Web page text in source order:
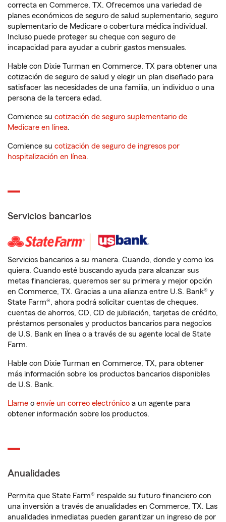
correcta en Commerce, TX. Ofrecemos una variedad de
planes económicos de seguro de salud suplementario, seguro
suplementario de Medicare o cobertura médica individual.
Incluso puede proteger su cheque con seguro de
incapacidad para ayudar a cubrir gastos mensuales.
Hable con Dixie Turman en Commerce, TX para obtener una
cotización de seguro de salud y elegir un plan diseñado para
satisfacer las necesidades de una familia, un individuo o una
persona de la tercera edad.
Comience su cotización de seguro suplementario de
Medicare en línea.
Comience su cotización de seguro de ingresos por
hospitalización en línea.
Servicios bancarios
Servicios bancarios a su manera. Cuando, donde y como los
quiera. Cuando esté buscando ayuda para alcanzar sus
metas financieras, queremos ser su primera y mejor opción
en Commerce, TX. Gracias a una alianza entre U.S. Bank® y
State Farm®, ahora podrá solicitar cuentas de cheques,
cuentas de ahorros, CD, CD de jubilación, tarjetas de crédito,
préstamos personales y productos bancarios para negocios
de U.S. Bank en línea o a través de su agente local de State
Farm.
Hable con Dixie Turman en Commerce, TX, para obtener
más información sobre los productos bancarios disponibles
de U.S. Bank.
Llame o envíe un correo electrónico a un agente para
obtener información sobre los productos.
Anualidades
Permita que State Farm® respalde su futuro financiero con
una inversión a través de anualidades en Commerce, TX. Las
anualidades inmediatas pueden garantizar un ingreso de por